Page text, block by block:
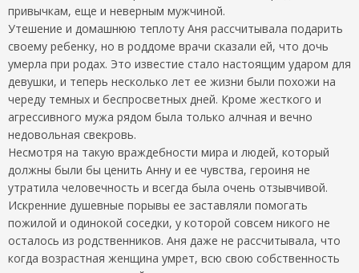
привычкам, еще и неверным мужчиной.
Утешение и домашнюю теплоту Аня рассчитывала подарить
своему ребенку, но в роддоме врачи сказали ей, что дочь
умерла при родах. Это известие стало настоящим ударом для
девушки, и теперь несколько лет ее жизни были похожи на
череду темных и беспросветных дней. Кроме жесткого и
агрессивного мужа рядом была только алчная и вечно
недовольная свекровь.
Несмотря на такую враждебности мира и людей, который
должны были бы ценить Анну и ее чувства, героиня не
утратила человечность и всегда была очень отзывчивой.
Искренние душевные порывы ее заставляли помогать
пожилой и одинокой соседки, у которой совсем никого не
осталось из родственников. Аня даже не рассчитывала, что
когда возрастная женщина умрет, всю свою собственность